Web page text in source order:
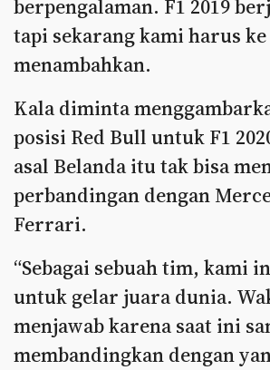
berpengalaman. F1 2019
tapi sekarang kami harus
menambahkan.
Kala diminta
posisi Red Bull untuk F1
asal Belanda itu tak bisa
perbandingan dengan
Ferrari.
“Sebagai sebuah tim, kami
untuk gelar juara dunia.
menjawab karena saat ini
membandingkan dengan